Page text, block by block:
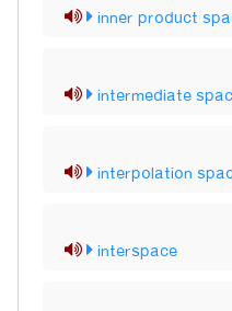
inner product
intermediate
interpolation
interspace